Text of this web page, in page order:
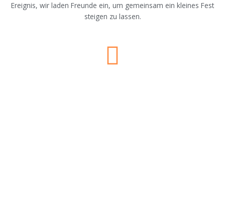
Ereignis, wir laden Freunde ein, um gemeinsam ein kleines Fest
steigen zu lassen.